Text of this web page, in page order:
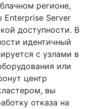
регионе,
Enterprise Server
доступности. В
идентичный
с узлами в
или
центр
вы
отказа на